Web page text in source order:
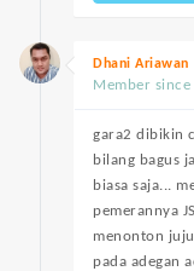
Dhani Ariawan
Member since
gara2 dibikin
bilang bagus
biasa saja...
pemerannya
menonton
pada adegan